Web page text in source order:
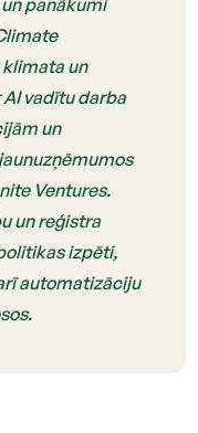
panākumi
un
vadītu darba
un
Ventures.
un reģistra
izpēti,
automatizāciju